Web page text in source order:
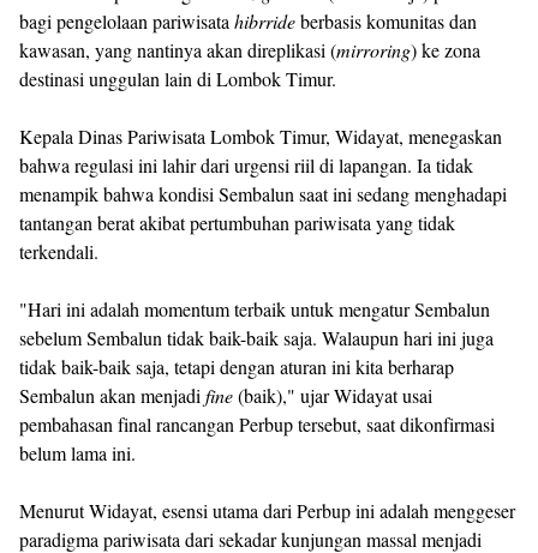
bagi pengelolaan pariwisata hibrrideberbasis komunitas dan
kawasan, yang nantinya akan direplikasi (mirroring) ke zona
destinasi unggulan lain di Lombok Timur.
Kepala Dinas Pariwisata Lombok Timur, Widayat, menegaskan
bahwa regulasi ini lahir dari urgensi riil di lapangan. Ia tidak
menampik bahwa kondisi Sembalun saat ini sedang menghadapi
tantangan berat akibat pertumbuhan pariwisata yang tidak
terkendali.
"Hari ini adalah momentum terbaik untuk mengatur Sembalun
sebelum Sembalun tidak baik-baik saja. Walaupun hari ini juga
tidak baik-baik saja, tetapi dengan aturan ini kita berharap
Sembalun akan menjadi fine(baik)," ujar Widayat usai
pembahasan final rancangan Perbup tersebut, saat dikonfirmasi
belum lama ini.
Menurut Widayat, esensi utama dari Perbup ini adalah menggeser
paradigma pariwisata dari sekadar kunjungan massal menjadi